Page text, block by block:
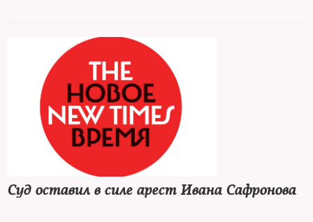
Буэнос-Айресе и были доставлены в Москву спецбортом для
высших должностных лиц
Суд оставил в силе арест Ивана Сафронова